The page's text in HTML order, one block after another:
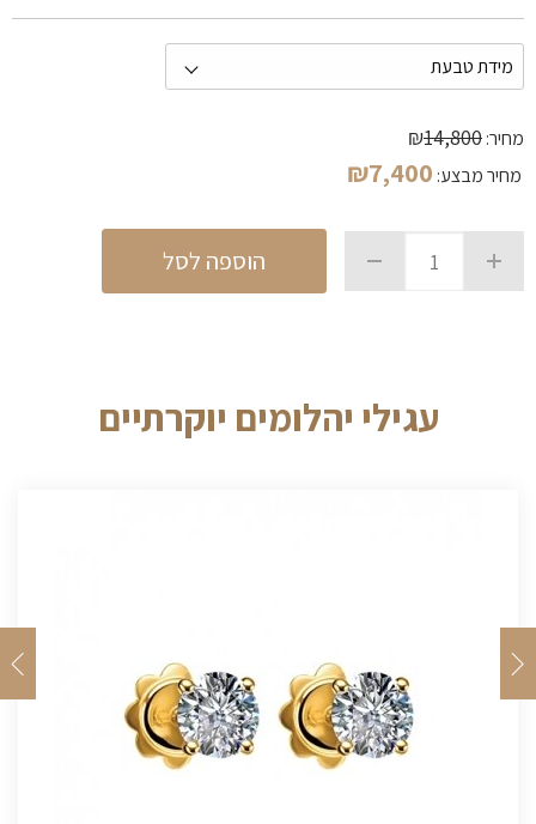
מחיר: ₪14,800
מחיר מבצע: ₪7,400
הוספה לסל
עגילי יהלומים יוקרתיים